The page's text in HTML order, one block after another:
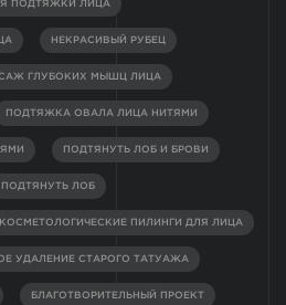
ПОДТЯЖКИ ЛИЦА
НЕКРАСИВЫЙ РУБЕЦ
ГЛУБОКИХ МЫШЦ ЛИЦА
ПОДТЯЖКА ОВАЛА ЛИЦА НИТЯМИ
ПОДТЯНУТЬ ЛОБ И БРОВИ
ПОДТЯНУТЬ ЛОБ
КОСМЕТОЛОГИЧЕСКИЕ ПИЛИНГИ ДЛЯ ЛИЦА
УДАЛЕНИЕ СТАРОГО ТАТУАЖА
БЛАГОТВОРИТЕЛЬНЫЙ ПРОЕКТ